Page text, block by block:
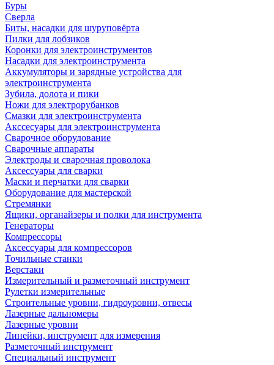
Буры
Сверла
Биты, насадки для шуруповёрта
Пилки для лобзиков
Коронки для электроинструментов
Насадки для электроинструмента
Аккумуляторы и зарядные устройства для
электроинструмента
Зубила, долота и пики
Ножи для электрорубанков
Смазки для электроинструмента
Акссесуары для электроинструмента
Сварочное оборудование
Сварочные аппараты
Электроды и сварочная проволока
Аксессуары для сварки
Маски и перчатки для сварки
Оборудование для мастерской
Стремянки
Ящики, органайзеры и полки для инструмента
Генераторы
Компрессоры
Аксессуары для компрессоров
Точильные станки
Верстаки
Измерительный и разметочный инструмент
Рулетки измерительные
Строительные уровни, гидроуровни, отвесы
Лазерные дальномеры
Лазерные уровни
Линейки, инструмент для измерения
Разметочный инструмент
Специальный инструмент